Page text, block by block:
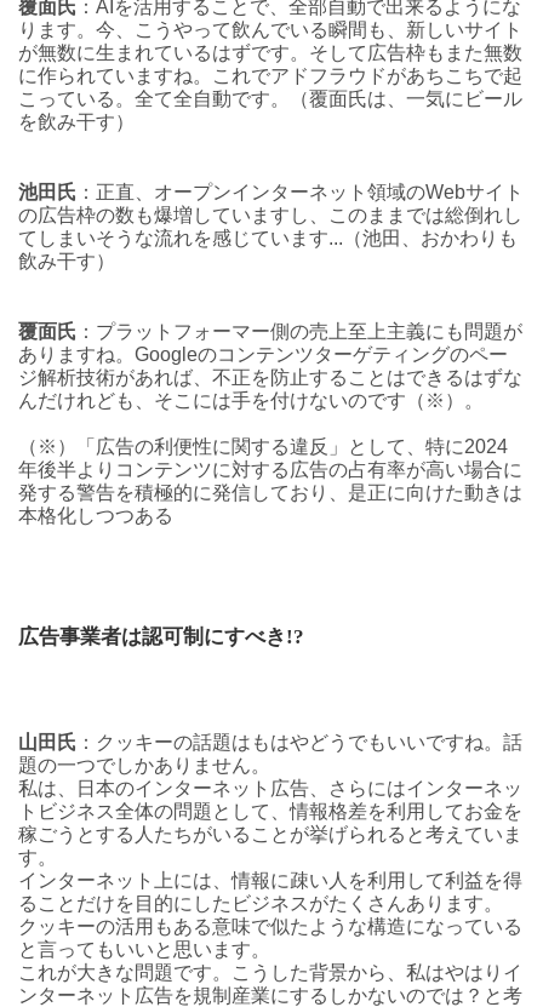
覆面氏 ：AIを活用することで、全部自動で出来るようにな
ります。今、こうやって飲んでいる瞬間も、新しいサイト
が無数に生まれているはずです。そして広告枠もまた無数
に作られていますね。これでアドフラウドがあちこちで起
こっている。全て全自動です。（覆面氏は、一気にビール
を飲み干す）
池田氏 ：正直、オープンインターネット領域のWebサイト
の広告枠の数も爆増していますし、このままでは総倒れし
てしまいそうな流れを感じています...（池田、おかわりも
飲み干す）
覆面氏 ：プラットフォーマー側の売上至上主義にも問題が
ありますね。Googleのコンテンツターゲティングのペー
ジ解析技術があれば、不正を防止することはできるはずな
んだけれども、そこには手を付けないのです（※）。
（※）「広告の利便性に関する違反」として、特に2024
年後半よりコンテンツに対する広告の占有率が高い場合に
発する警告を積極的に発信しており、是正に向けた動きは
本格化しつつある
広告事業者は認可制にすべき!?
山田氏 ：クッキーの話題はもはやどうでもいいですね。話
題の一つでしかありません。
私は、日本のインターネット広告、さらにはインターネッ
トビジネス全体の問題として、情報格差を利用してお金を
稼ごうとする人たちがいることが挙げられると考えていま
す。
インターネット上には、情報に疎い人を利用して利益を得
ることだけを目的にしたビジネスがたくさんあります。
クッキーの活用もある意味で似たような構造になっている
と言ってもいいと思います。
これが大きな問題です。こうした背景から、私はやはりイ
ンターネット広告を規制産業にするしかないのでは？と考